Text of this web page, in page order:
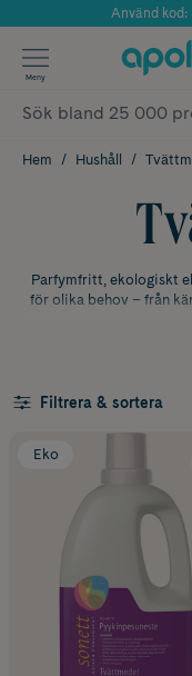
Använd kod:
Meny
Hem Hushåll
Parfymfritt, ekologiskt
för olika behov – från
andra skonsamma
Här finns ekologiska
tvätta med omtanke om
Koncentrerat
Koncentrerade
Filtrera & sortera
Eko